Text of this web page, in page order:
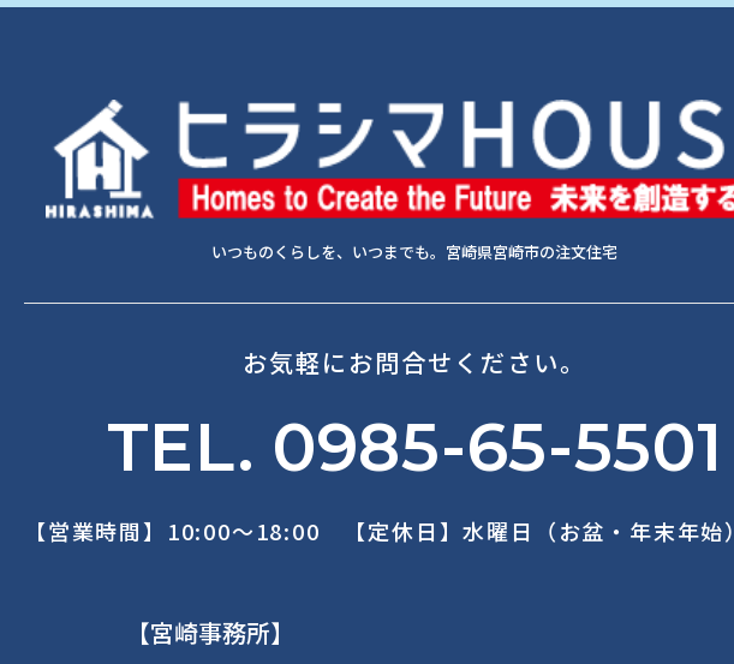
いつものくらしを、いつまでも。宮崎県宮崎市の注文住宅
お気軽にお問合せください。
TEL. 0985-65-5501
【営業時間】10:00～18:00 【定休日】水曜日（お盆・年末年始）
【宮崎事務所】